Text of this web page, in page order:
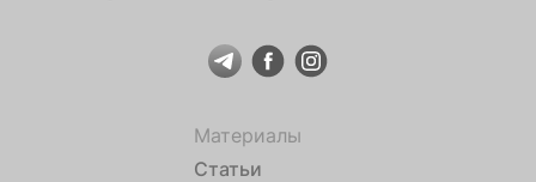
Материалы
Статьи